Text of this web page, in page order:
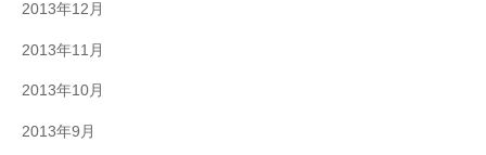
2013年12月
2013年11月
2013年10月
2013年9月